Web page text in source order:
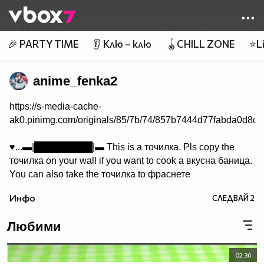
👾
🎉 PARTY TIME 👂 Клю – клю 🪀CHILL ZONE
anime_fenka2
https://s-media-cache-
ak0.pinimg.com/originals/85/7b/74/
♥...▬|█████████|▬ This is a точилка. Pls copy the
точилка on your wall if you want to cook a вкусна баница.
You can also take the точилка to фраснете
За сега това ми е края, айде време да си ходиш :3 xD
Инфо СЛЕДВАЙ2
Любими
02:36